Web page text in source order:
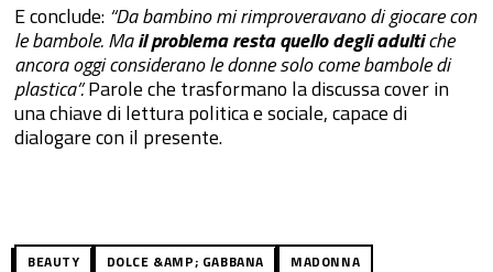
E conclude: “Da bambino mi rimproveravano di giocare con
le bambole. Mail problema resta quello degli adultiche
ancora oggi considerano le donne solo come bambole di
plastica”.Parole che trasformano la discussa cover in
una chiave di lettura politica e sociale, capace di
dialogare con il presente.
BEAUTY DOLCE &AMP; GABBANA
MADONNA